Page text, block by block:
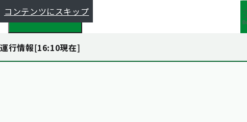
コンテンツにスキップ
都全体で探す
運行情報[16:10現在]